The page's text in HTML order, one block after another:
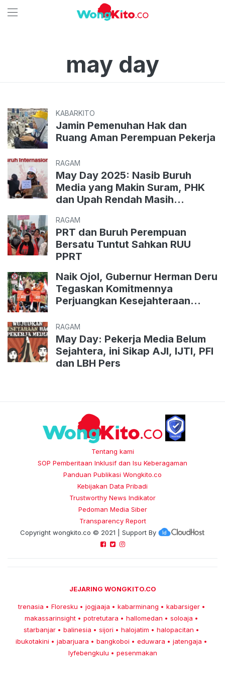
may day
KABARKITO
Jamin Pemenuhan Hak dan
Ruang Aman Perempuan Pekerja
RAGAM
May Day 2025: Nasib Buruh
Media yang Makin Suram, PHK
dan Upah Rendah Masih
RAGAM
PRT dan Buruh Perempuan
Bersatu Tuntut Sahkan RUU
PPRT
Naik Ojol, Gubernur Herman Deru
Tegaskan Komitmennya
Perjuangkan Kesejahteraan
RAGAM
May Day: Pekerja Media Belum
Sejahtera, ini Sikap AJI, IJTI, PFI
dan LBH Pers
Tentang kami
SOP Pemberitaan Inklusif dan Isu Keberagaman
Panduan Publikasi Wongkito.co
Kebijakan Data Pribadi
Trustworthy News Indikator
Pedoman Media Siber
Transparency Report
Copyright wongkito.co © 2021 | Support By
JEJARING WONGKITO.CO
trenasia • Floresku • jogjaaja • kabarminang • kabarsiger •
makassarinsight • potretutara • hallomedan • soloaja •
starbanjar • balinesia • sijori • halojatim • halopacitan •
ibukotakini • jabarjuara • bangkoboi • eduwara • jatengaja •
lyfebengkulu • pesenmakan